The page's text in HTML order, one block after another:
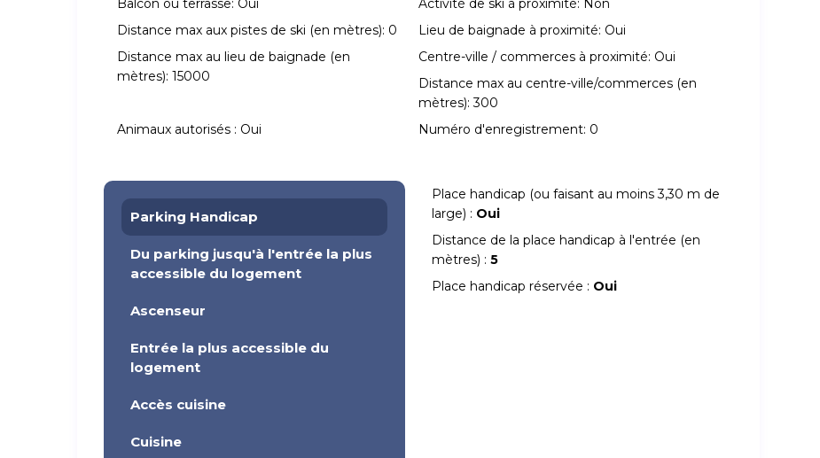
Balcon ou terrasse: Oui Activité de ski à proximité: Non
Distance max aux pistes de ski (en mètres): 0 Lieu de baignade à proximité: Oui
Distance max au lieu de baignade (en
mètres): 15000
Centre-ville / commerces à proximité: Oui
Distance max au centre-ville/commerces (en
mètres): 300
Animaux autorisés : Oui Numéro d'enregistrement: 0
Parking Handicap
Du parking jusqu'à l'entrée la plus
accessible du logement
Ascenseur
Entrée la plus accessible du
logement
Accès cuisine
Cuisine
Place handicap (ou faisant au moins 3,30 m de
large) : Oui
Distance de la place handicap à l'entrée (en
mètres) : 5
Place handicap réservée : Oui